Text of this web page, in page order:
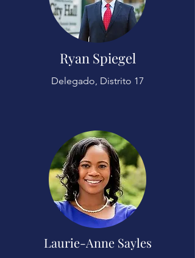
Ryan Spiegel
Delegado, Distrito 17
Laurie-Anne Sayles